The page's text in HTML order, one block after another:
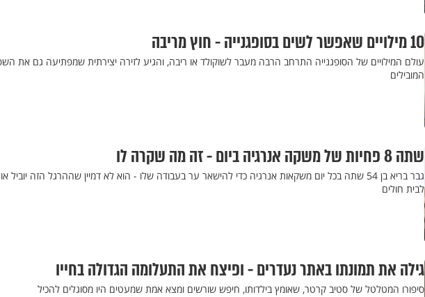
10 מילויים שאפשר לשים בסופגנייה - חוץ מריבה
עולם המילויים של הסופגנייה התרחב הרבה מעבר לשוקולד או ריבה, והגיע לזירה יצירתית שמפתיעה גם את
המובילים
שתה 8 פחיות של משקה אנרגיה ביום - זה מה שקרה לו
גבר בריא בן 54 שתה בכל יום משקאות אנרגיה כדי להישאר ער בעבודה שלו - הוא לא דמיין שההרגל הזה יוביל
לבית חולים
גילה את תמונתו באתר נעדרים - ופיצח את התעלומה הגדולה בחייו
סיפורו המטלטל של סטיב קרטר, שאומץ בילדותו, חיפש שורשים ומצא אמת שמעטים היו מסוגלים להכיל